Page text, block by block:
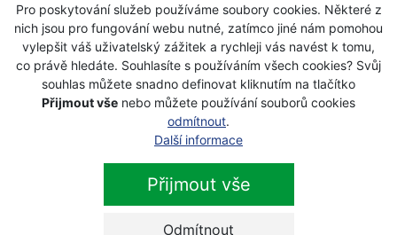
Pro poskytování služeb používáme soubory cookies. Některé z
nich jsou pro fungování webu nutné, zatímco jiné nám pomohou
vylepšit váš uživatelský zážitek a rychleji vás navést k tomu,
co právě hledáte. Souhlasíte s používáním všech cookies? Svůj
souhlas můžete snadno definovat kliknutím na tlačítko
Přijmout vše nebo můžete používání souborů cookies
odmítnout.
Další informace
Přijmout vše
Odmítnout
1 850 Kč s DPH
Husqvarna 1x X-Force lišta 18",
325",1,3mm+2xřetěz SP33G 72 čl.
výhodný set
Skladem
1 970 Kč s DPH